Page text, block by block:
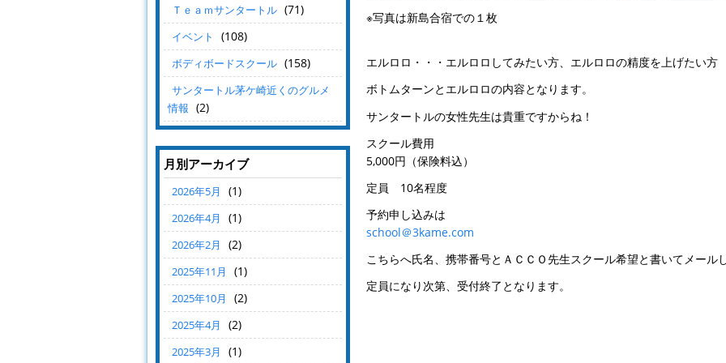
※写真は新島合宿での１枚
エルロロ・・・エルロロしてみたい方、エルロロの精度を上げたい方
ボトムターンとエルロロの内容となります。
サンタートルの女性先生は貴重ですからね！
スクール費用
5,000円（保険料込）
定員 10名程度
予約申し込みは
school＠3kame.com
こちらへ氏名、携帯番号とＡＣＣＯ先生スクール希望と書いてメール
定員になり次第、受付終了となります。
Ｔｅａｍサンタートル (71)
イベント (108)
ボディボードスクール (158)
サンタートル茅ケ崎近くのグルメ
情報 (2)
月別アーカイブ
2026年5月 (1)
2026年4月 (1)
2026年2月 (2)
2025年11月 (1)
2025年10月 (2)
2025年4月 (2)
2025年3月 (1)